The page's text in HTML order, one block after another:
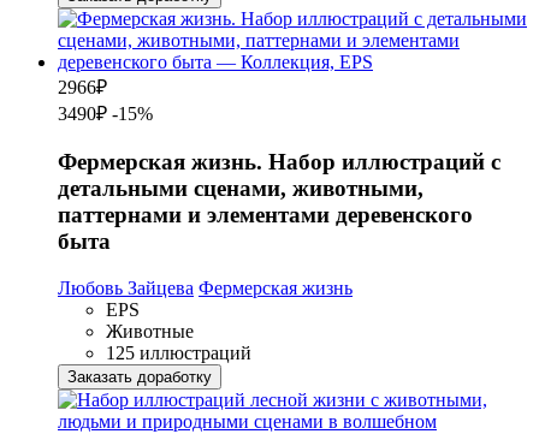
2966₽
3490₽ -15%
Фермерская жизнь. Набор иллюстраций с
детальными сценами, животными,
паттернами и элементами деревенского
быта
Любовь Зайцева Фермерская жизнь
EPS
Животные
125 иллюстраций
Заказать доработку